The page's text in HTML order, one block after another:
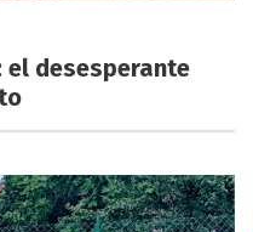
el desesperante